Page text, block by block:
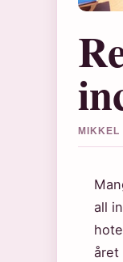
MIKKEL
all
året